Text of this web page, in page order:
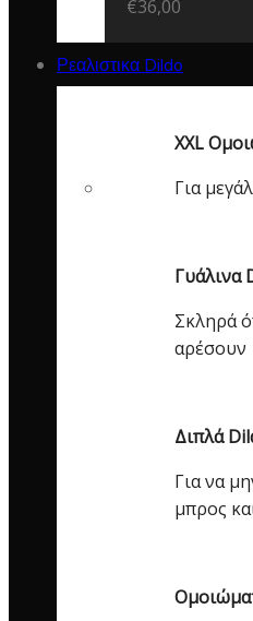
€36,00
Ρεαλιστικα Dildo
XXL
Για
Γυάλινα
Σκληρά
αρέσουν
Διπλά
Για να
μπρος